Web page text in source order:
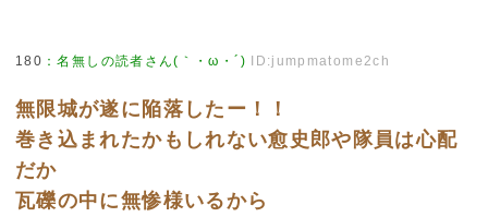
180 ：名無しの読者さん(｀・ω・´) ID:jumpmatome2ch
無限城が遂に陥落したー！！
巻き込まれたかもしれない愈史郎や隊員は心配
だか
瓦礫の中に無惨様いるから